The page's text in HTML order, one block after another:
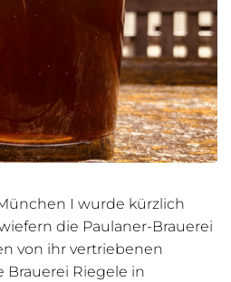
I wurde kürzlich
die Paulaner-Brauerei
von ihr vertriebenen
Brauerei Riegele in